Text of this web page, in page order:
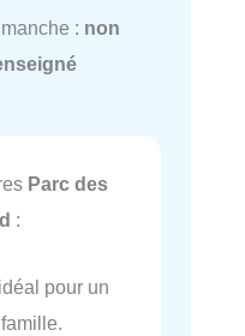
: non
Parc des
:
pour un